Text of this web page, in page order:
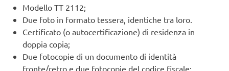
Modello TT 2112;
Due foto in formato tessera, identiche tra loro.
Certificato (o autocertificazione) di residenza in
doppia copia;
Due fotocopie di un documento di identità
fronte/retro e due fotocopie del codice fiscale;